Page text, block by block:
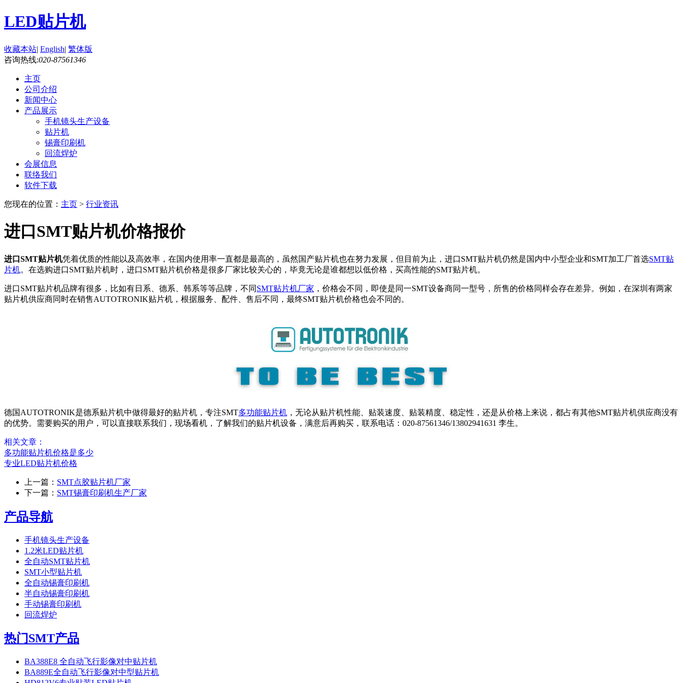
LED贴片机
收藏本站| English| 繁体版
咨询热线:020-87561346
主页
公司介绍
新闻中心
产品展示
手机镜头生产设备
贴片机
锡膏印刷机
回流焊炉
会展信息
联络我们
软件下载
您现在的位置： 主页 > 行业资讯
进口SMT贴片机价格报价
进口SMT贴片机凭着优质的性能以及高效率，在国内使用率一直都是最高的，虽然国产贴片机也在努力发展，但目前为止，进口SMT贴片机仍然是国内中小型企业和SMT加工厂首选SMT贴
片机。在选购进口SMT贴片机时，进口SMT贴片机价格是很多厂家比较关心的，毕竟无论是谁都想以低价格，买高性能的SMT贴片机。
进口SMT贴片机品牌有很多，比如有日系、德系、韩系等等品牌，不同 SMT贴片机厂家 ，价格会不同，即使是同一SMT设备商同一型号，所售的价格同样会存在差异。例如，在深圳有两家
贴片机供应商同时在销售AUTOTRONIK贴片机，根据服务、配件、售后不同，最终SMT贴片机价格也会不同的。
德国AUTOTRONIK是德系贴片机中做得最好的贴片机，专注SMT多功能贴片机 ，无论从贴片机性能、贴装速度、贴装精度、稳定性，还是从价格上来说，都占有其他SMT贴片机供应商没有
的优势。需要购买的用户，可以直接联系我们，现场看机，了解我们的贴片机设备，满意后再购买，联系电话：020-87561346/13802941631 李生。
相关文章：
多功能贴片机价格是多少
专业LED贴片机价格
上一篇： SMT点胶贴片机厂家
下一篇： SMT锡膏印刷机生产厂家
产品导航
手机镜头生产设备
1.2米LED贴片机
全自动SMT贴片机
SMT小型贴片机
全自动锡膏印刷机
半自动锡膏印刷机
手动锡膏印刷机
回流焊炉
热门SMT产品
BA388E8 全自动飞行影像对中贴片机
BA889E全自动飞行影像对中型贴片机